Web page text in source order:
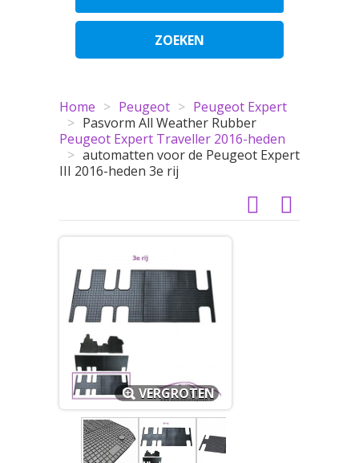
ZOEKEN
Home > Peugeot > Peugeot Expert
>
Peugeot Expert Traveller 2016-heden
>
Pasvorm All Weather Rubber
automatten voor de Peugeot Expert
III 2016-heden 3e rij
VERGROTEN